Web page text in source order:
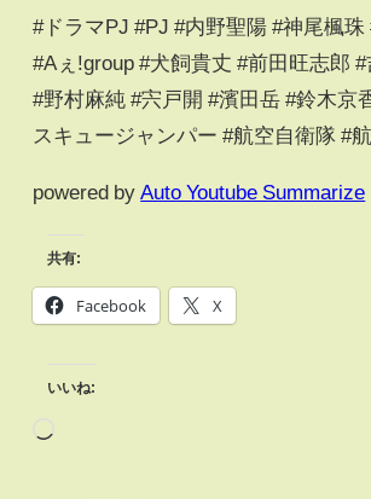
#ドラマPJ #PJ #内野聖陽 #神尾楓
#Aぇǃgroup #犬飼貴丈 #前田旺志郎
#野村麻純 #宍戸開 #濱田岳 #鈴木京
スキュージャンパー #航空自衛隊 #
powered by Auto Youtube Summarize
共有:
Facebook X
いいね: